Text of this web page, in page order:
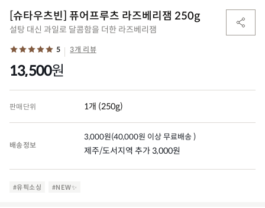
[슈타우츠빈] 퓨어프루츠 라즈베리잼 250g
설탕 대신 과일로 달콤함을 더한 라즈베리잼
5 3개 리뷰
13,500원
판매단위 1개 (250g)
배송정보
3,000원(40,000원 이상 무료배송 )
제주/도서지역 추가 3,000원
#유픽소싱 #NEW✨